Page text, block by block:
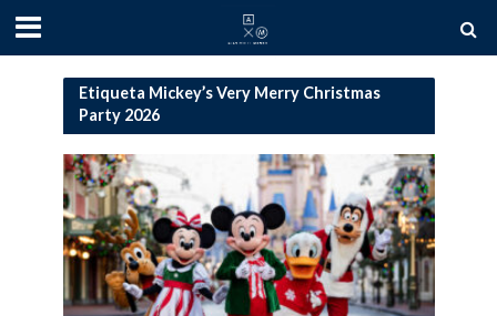
Etiqueta Mickey’s Very Merry Christmas
Party 2026